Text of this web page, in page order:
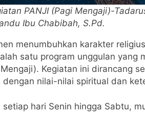
PANJI (Pagi Mengaji)-
Ibu Chabibah, S.Pd.
menumbuhkan karakter
satu program unggulan yang
Kegiatan ini dirancang
nilai-nilai spiritual dan
hari Senin hingga Sabtu,